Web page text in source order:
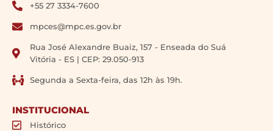
+55 27 3334-7600
mpces@mpc.es.gov.br
Rua José Alexandre Buaiz, 157 - Enseada do Suá
Vitória - ES | CEP: 29.050-913
Segunda a Sexta-feira, das 12h às 19h.
INSTITUCIONAL
Histórico